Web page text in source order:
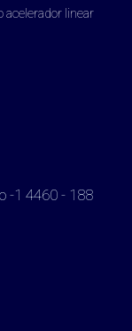
acelerador linear
-1 4460 - 188